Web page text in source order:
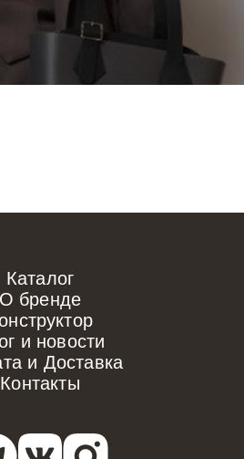
Каталог
О бренде
и новости
и Доставка
Контакты